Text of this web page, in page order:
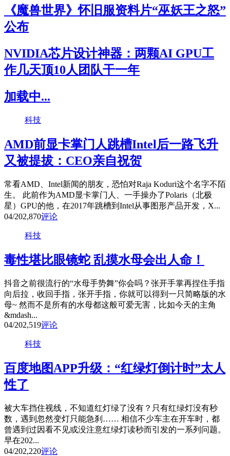
《魔兽世界》怀旧服资料片“巫妖王之怒”
公布
NVIDIA芯片设计神器：两颗AI GPU工
作几天顶10人团队干一年
加载中...
科技
AMD前显卡掌门人跳槽Intel后一路飞升
又被提拔：CEO亲自祝贺
常看AMD、Intel新闻的朋友，恐怕对Raja Koduri这个名字不陌
生。 此前作为AMD显卡掌门人、一手操办了Polaris（北极
星）GPU的他，在2017年跳槽到Intel从事图形产品开发，X...
04/202,870评论
科技
毒性堪比眼镜蛇 乱摸水母会出人命！
抖音之前很流行的“水母手势舞”你会吗？张开手掌再捏住手指
向后拉，收回手指，张开手指，你就可以得到一只简略版的水
母~ 然而不是所有的水母都这般可爱无害，比如今天的主角
&mdash...
04/202,519评论
科技
百度地图APP升级：“红绿灯倒计时”太人
性了
被大车挡住视线，不知道红灯绿了没有？只有红绿灯没有秒
数，遇到忽然变灯只能急刹…… 相信不少车主在开车时，都
曾遇到过因看不见或没注意红绿灯读秒而引发的一系列问题。
早在202...
04/202,220评论